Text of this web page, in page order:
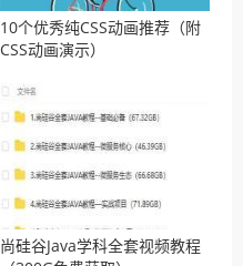
10个优秀纯CSS动画推荐（附
CSS动画演示）
尚硅谷Java学科全套视频教程